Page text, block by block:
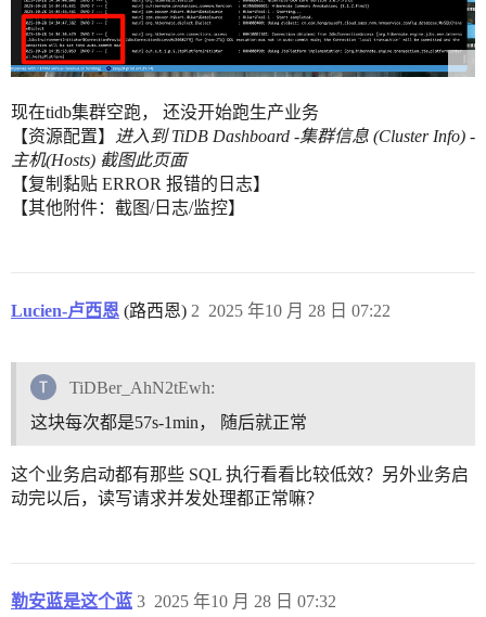
现在tidb集群空跑， 还没开始跑生产业务
【资源配置】
进入到 TiDB Dashboard -集群信息 (Cluster Info) -
主机(Hosts) 截图此页面
【复制黏贴 ERROR 报错的日志】
【其他附件：截图/日志/监控】
Lucien-卢西恩 (路西恩) 2025 年10 月 28 日 07:22
2
TiDBer_AhN2tEwh:
这块每次都是57s-1min， 随后就正常
这个业务启动都有那些 SQL 执行看看比较低效？另外业务启
动完以后，读写请求并发处理都正常嘛？
勒安蓝是这个蓝 2025 年10 月 28 日 07:32
3